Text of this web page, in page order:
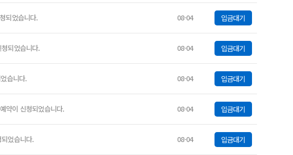
되었습니다. 08-04 입금대기
되었습니다. 08-04 입금대기
습니다. 08-04 입금대기
약이 신청되었습니다. 08-04 입금대기
었습니다. 08-04 입금대기